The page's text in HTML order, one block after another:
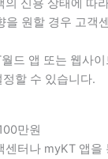
의 신용 상태에 따
을 원할 경우 고객
월드 앱 또는 웹사
할 수 있습니다.
만원
센터나 myKT 앱을